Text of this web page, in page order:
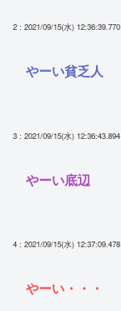
2 : 2021/09/15(水) 12:36:39.770
やーい貧乏人
3 : 2021/09/15(水) 12:36:43.894
やーい底辺
4 : 2021/09/15(水) 12:37:09.478
やーい・・・